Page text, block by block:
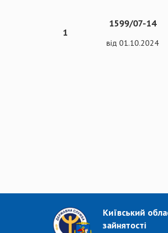
1
1599/07-14
від 01.10.2024
Київський
зайнятості